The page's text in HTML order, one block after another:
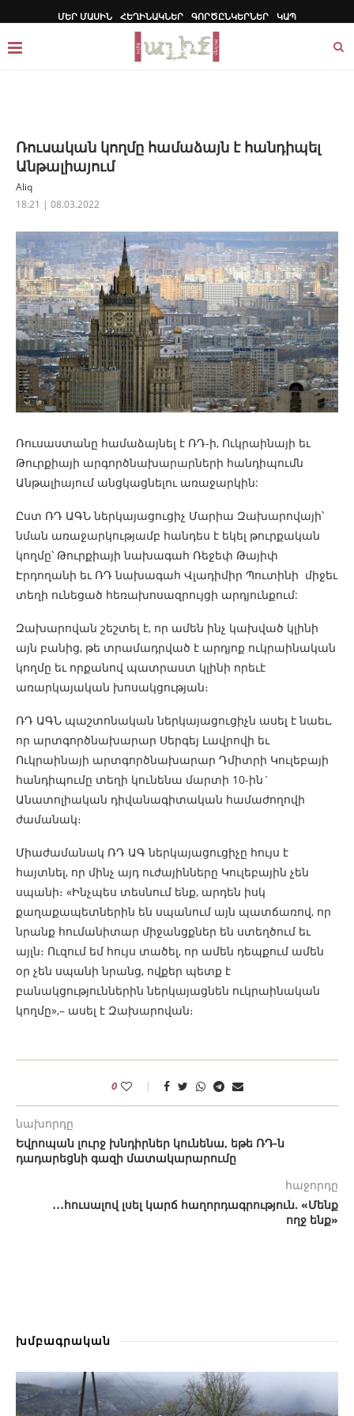
ՄԵՐ ՄԱՍԻՆ ՀԵՂԻՆԱԿՆԵՐ ԳՈՐԾԸՆԿԵՐՆԵՐ ԿԱՊ
Ռուսական կողմը համաձայն է հանդիպել
Անթալիայում
Aliq
18:21 | 08.03.2022
Ռուսաստանը համաձայնել է ՌԴ-ի, Ուկրաինայի եւ
Թուրքիայի արգործնախարարների հանդիպումն
Անթալիայում անցկացնելու առաջարկին:
Ըստ ՌԴ ԱԳՆ ներկայացուցիչ Մարիա Զախարովայի՝
նման առաջարկությամբ հանդես է եկել թուրքական
կողմը՝ Թուրքիայի նախագահ Ռեջեփ Թայիփ
Էրդողանի եւ ՌԴ նախագահ Վլադիմիր Պուտինի միջեւ
տեղի ունեցած հեռախոսազրույցի արդյունքում:
Զախարովան շեշտել է, որ ամեն ինչ կախված կլինի
այն բանից, թե տրամադրված է արդյոք ուկրաինական
կողմը եւ որքանով պատրաստ կլինի որեւէ
առարկայական խոսակցության։
ՌԴ ԱԳՆ պաշտոնական ներկայացուցիչն ասել է նաեւ,
որ արտգործնախարար Սերգեյ Լավրովի եւ
Ուկրաինայի արտգործնախարար Դմիտրի Կուլեբայի
հանդիպումը տեղի կունենա մարտի 10-ին`
Անատոլիական դիվանագիտական համաժողովի
ժամանակ։
Միաժամանակ ՌԴ ԱԳ ներկայացուցիչը հույս է
հայտնել, որ մինչ այդ ուժայինները Կուլեբային չեն
սպանի։ «Ինչպես տեսնում ենք, արդեն իսկ
քաղաքապետներին են սպանում այն պատճառով, որ
նրանք հումանիտար միջանցքներ են ստեղծում եւ
այլն։ Ուզում եմ հույս տածել, որ ամեն դեպքում ամեն
օր չեն սպանի նրանց, ովքեր պետք է
բանակցություններին ներկայացնեն ուկրաինական
կողմը»,– ասել է Զախարովան։
0
նախորդը
Եվրոպան լուրջ խնդիրներ կունենա, եթե ՌԴ-ն
դադարեցնի գազի մատակարարումը
հաջորդը
․․․հուսալով լսել կարճ հաղորդագրություն. «Մենք
ողջ ենք»
խմբագրական